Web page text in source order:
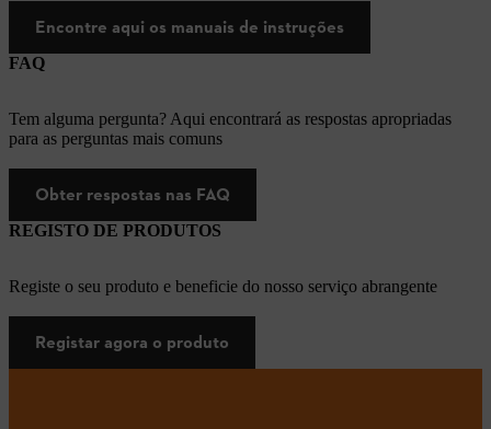
Encontre aqui os manuais de instruções
FAQ
Tem alguma pergunta? Aqui encontrará as respostas apropriadas
para as perguntas mais comuns
Obter respostas nas FAQ
REGISTO DE PRODUTOS
Registe o seu produto e beneficie do nosso serviço abrangente
Registar agora o produto